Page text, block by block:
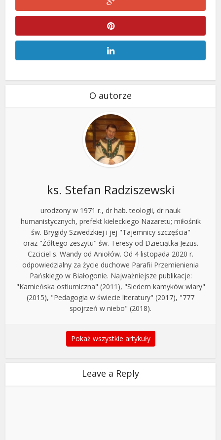
O autorze
ks. Stefan Radziszewski
urodzony w 1971 r., dr hab. teologii, dr nauk
humanistycznych, prefekt kieleckiego Nazaretu; miłośnik
św. Brygidy Szwedzkiej i jej "Tajemnicy szczęścia"
oraz "Żółtego zeszytu" św. Teresy od Dzieciątka Jezus.
Czciciel s. Wandy od Aniołów. Od 4 listopada 2020 r.
odpowiedzialny za życie duchowe Parafii Przemienienia
Pańskiego w Białogonie. Najważniejsze publikacje:
"Kamieńska ostiumiczna" (2011), "Siedem kamyków wiary"
(2015), "Pedagogia w świecie literatury" (2017), "777
spojrzeń w niebo" (2018).
Pokaż wszystkie artykuły
Leave a Reply